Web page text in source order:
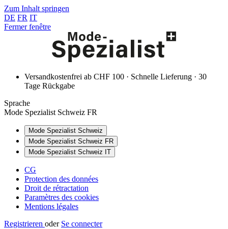
Zum Inhalt springen
DE FR IT
Fermer fenêtre
Versandkostenfrei ab CHF 100 · Schnelle Lieferung · 30
Tage Rückgabe
Sprache
Mode Spezialist Schweiz FR
Mode Spezialist Schweiz
Mode Spezialist Schweiz FR
Mode Spezialist Schweiz IT
CG
Protection des données
Droit de rétractation
Paramètres des cookies
Mentions légales
Registrieren oder Se connecter